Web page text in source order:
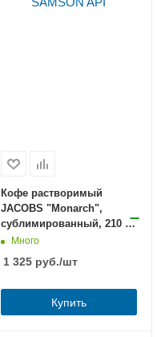
Кофе растворимый
JACOBS "Monarch",
сублимированный, 210 г,
мягкая упаковка, 8052808
Много
1 325руб./шт
Купить